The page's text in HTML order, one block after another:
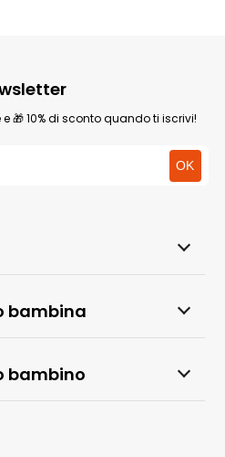
bambina
bambino
🎁 10% di sconto quando ti iscrivi!